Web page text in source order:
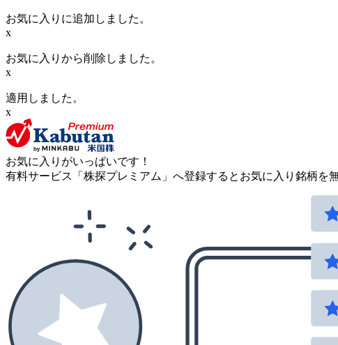
お気に入りに追加しました。
x
お気に入りから削除しました。
x
適用しました。
x
お気に入りがいっぱいです！
有料サービス「株探プレミアム」へ登録するとお気に入り銘柄を